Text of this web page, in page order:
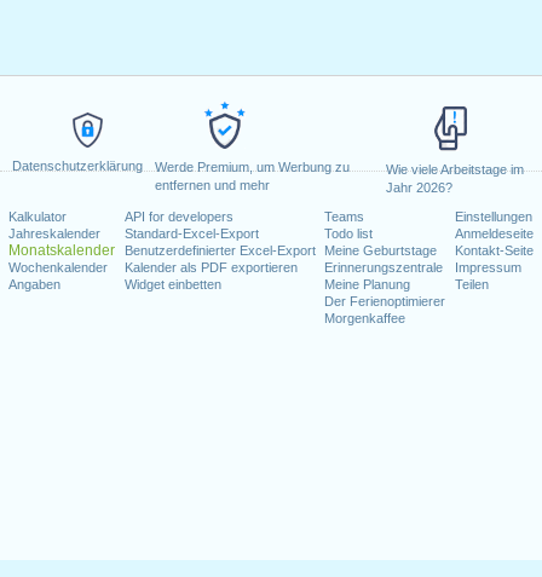
Datenschutzerklärung
Werde Premium, um Werbung zu
entfernen und mehr
Wie viele Arbeitstage im
Jahr 2026?
Kalkulator
Jahreskalender
Monatskalender
Wochenkalender
Angaben
API for developers
Standard-Excel-Export
Benutzerdefinierter Excel-Export
Kalender als PDF exportieren
Widget einbetten
Teams
Todo list
Meine Geburtstage
Erinnerungszentrale
Meine Planung
Der Ferienoptimierer
Morgenkaffee
Einstellungen
Anmeldeseite
Kontakt-Seite
Impressum
Teilen